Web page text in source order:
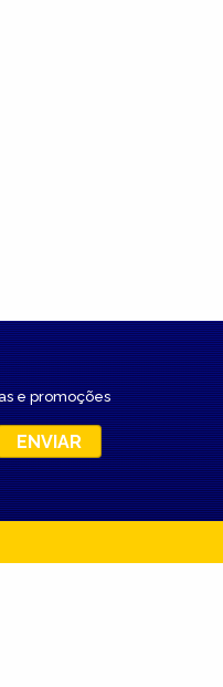
e promoções